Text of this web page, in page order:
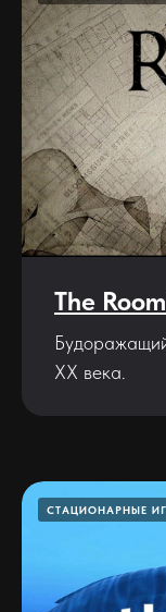
The
XX века.
СТАЦИОНАРНЫЕ